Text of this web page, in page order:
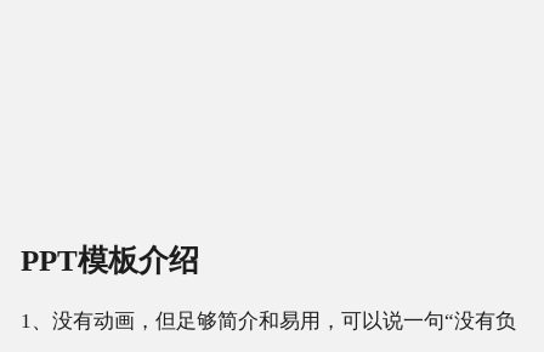
PPT模板介绍
1、没有动画，但足够简介和易用，可以说一句“没有负